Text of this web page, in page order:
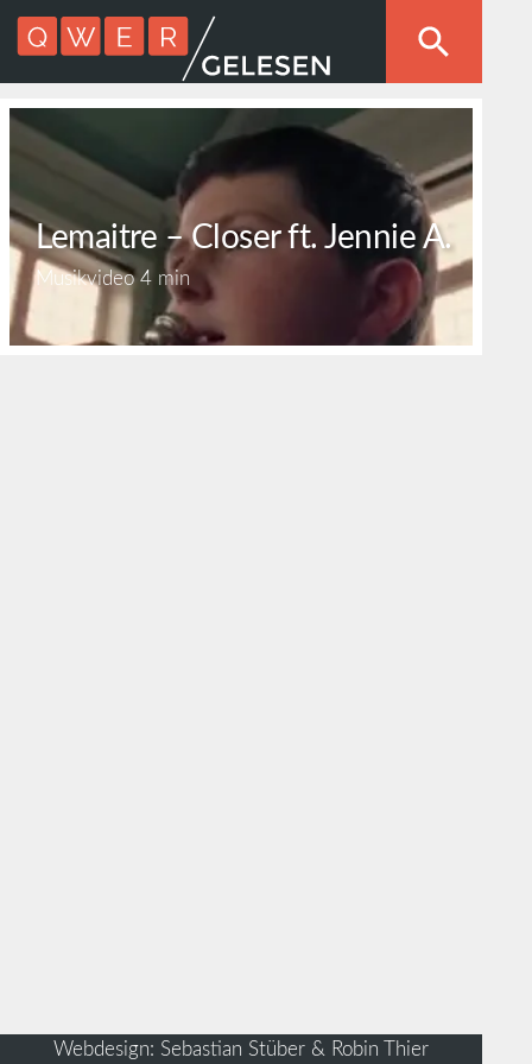
Lemaitre – Closer ft. Jennie A.
Musikvideo4 min
Webdesign: Sebastian Stüber & Robin Thier